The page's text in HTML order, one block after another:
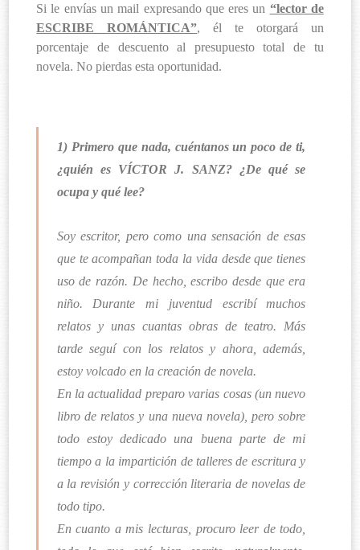
Si le envías un mail expresando que eres un “lector de
ESCRIBE ROMÁNTICA”, él te otorgará un
porcentaje de descuento al presupuesto total de tu
novela. No pierdas esta oportunidad.
1) Primero que nada, cuéntanos un poco de ti,
¿quién es VÍCTOR J. SANZ? ¿De qué se
ocupa y qué lee?
Soy escritor, pero como una sensación de esas
que te acompañan toda la vida desde que tienes
uso de razón. De hecho, escribo desde que era
niño. Durante mi juventud escribí muchos
relatos y unas cuantas obras de teatro. Más
tarde seguí con los relatos y ahora, además,
estoy volcado en la creación de novela.
En la actualidad preparo varias cosas (un nuevo
libro de relatos y una nueva novela), pero sobre
todo estoy dedicado una buena parte de mi
tiempo a la impartición de talleres de escritura y
a la revisión y corrección literaria de novelas de
todo tipo.
En cuanto a mis lecturas, procuro leer de todo,